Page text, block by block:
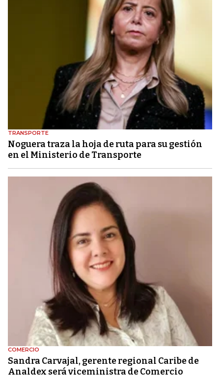
TRANSPORTE
Noguera traza la hoja de ruta para su gestión
en el Ministerio de Transporte
COMERCIO
Sandra Carvajal, gerente regional Caribe de
Analdex será viceministra de Comercio